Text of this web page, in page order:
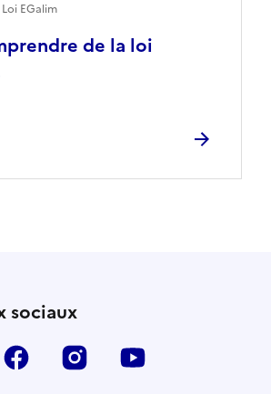
de la loi
Loi EGalim
sociaux
sur Twitter
ministère sur LinkedIn
Le ministère sur Facebook
Le ministère sur